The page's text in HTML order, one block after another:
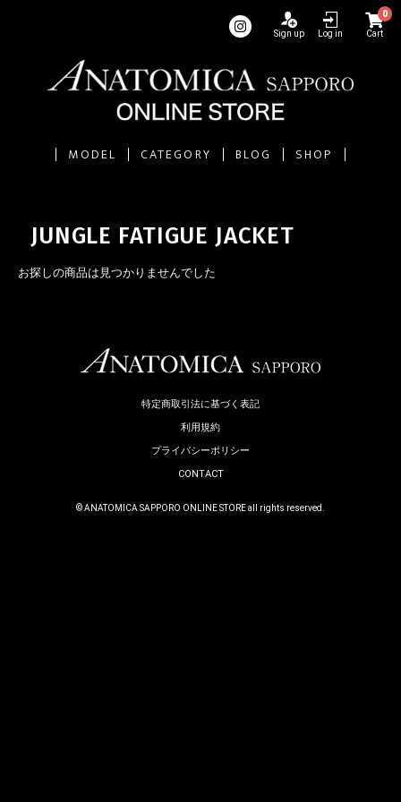
Sign up Log in
0
Cart
MODEL CATEGORY BLOG SHOP
JUNGLE FATIGUE JACKET
お探しの商品は見つかりませんでした
特定商取引法に基づく表記
利用規約
プライバシーポリシー
CONTACT
© ANATOMICA SAPPORO ONLINE STORE all rights reserved.